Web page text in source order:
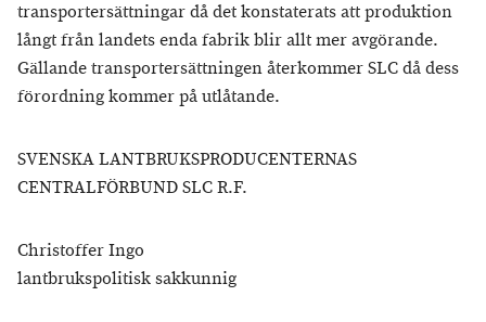
transportersättningar då det konstaterats att produktion
långt från landets enda fabrik blir allt mer avgörande.
Gällande transportersättningen återkommer SLC då dess
förordning kommer på utlåtande.
SVENSKA LANTBRUKSPRODUCENTERNAS
CENTRALFÖRBUND SLC R.F.
Christoffer Ingo
lantbrukspolitisk sakkunnig